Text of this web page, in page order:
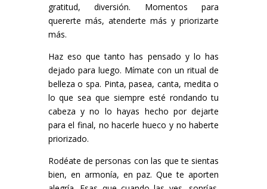
gratitud, diversión. Momentos para
quererte más, atenderte más y priorizarte
más.
Haz eso que tanto has pensado y lo has
dejado para luego. Mímate con un ritual de
belleza o spa. Pinta, pasea, canta, medita o
lo que sea que siempre esté rondando tu
cabeza y no lo hayas hecho por dejarte
para el final, no hacerle hueco y no haberte
priorizado.
Rodéate de personas con las que te sientas
bien, en armonía, en paz. Que te aporten